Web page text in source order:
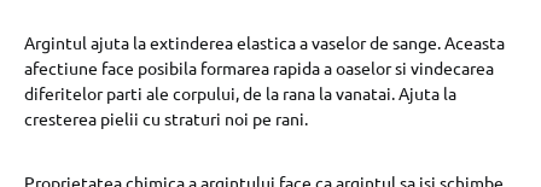
Argintul ajuta la extinderea elastica a vaselor de sange. Aceasta
afectiune face posibila formarea rapida a oaselor si vindecarea
diferitelor parti ale corpului, de la rana la vanatai. Ajuta la
cresterea pielii cu straturi noi pe rani.
Proprietatea chimica a argintului face ca argintul sa isi schimbe